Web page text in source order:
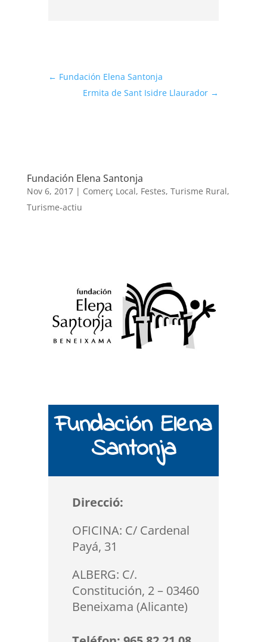
← Fundación Elena Santonja
Ermita de Sant Isidre Llaurador →
Fundación Elena Santonja
Nov 6, 2017| Comerç Local, Festes, Turisme Rural,
Turisme-actiu
Fundación Elena
Santonja
Direcció:
OFICINA: C/ Cardenal
Payá, 31
ALBERG: C/.
Constitución, 2 – 03460
Beneixama (Alicante)